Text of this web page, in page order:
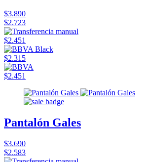
$3.890
$2.723
$2.451
$2.315
$2.451
Pantalón Gales
$3.690
$2.583